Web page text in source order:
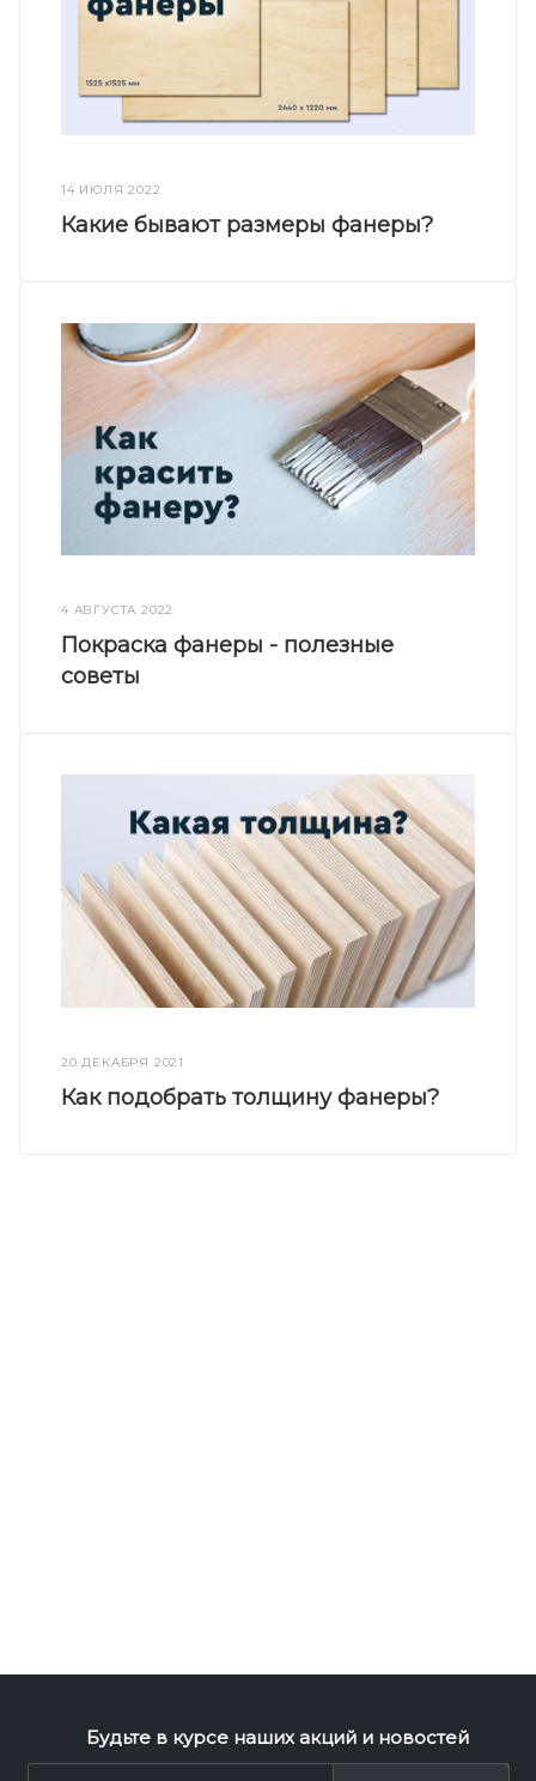
14 ИЮЛЯ 2022
Какие бывают размеры фанеры?
4 АВГУСТА 2022
Покраска фанеры - полезные
советы
20 ДЕКАБРЯ 2021
Как подобрать толщину фанеры?
Будьте в курсе наших акций и новостей